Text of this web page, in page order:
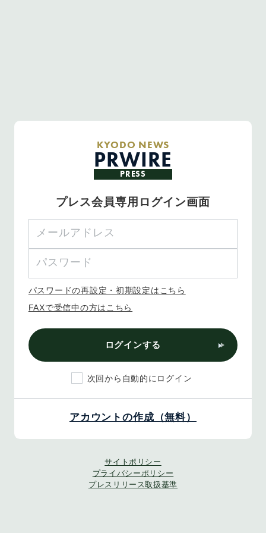
KYODO NEWS
PRWIRE
PRESS
プレス会員専用ログイン画面
パスワードの再設定・初期設定はこちら
FAXで受信中の方はこちら
ログインする
次回から自動的にログイン
アカウントの作成（無料）
サイトポリシー
プライバシーポリシー
プレスリリース取扱基準